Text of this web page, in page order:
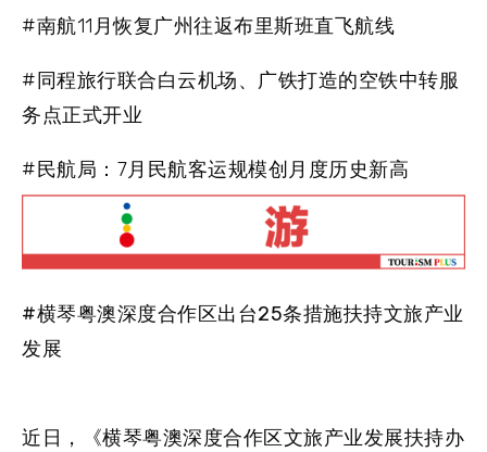
#南航11月恢复广州往返布里斯班直飞航线
#同程旅行联合白云机场、广铁打造的空铁中转服
务点正式开业
#民航局：7月民航客运规模创月度历史新高
#横琴粤澳深度合作区出台25条措施扶持文旅产业
发展
近日，《横琴粤澳深度合作区文旅产业发展扶持办